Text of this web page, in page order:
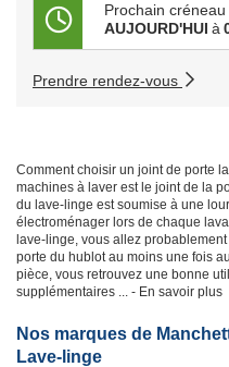
Prochain
AUJOURD'HUI à
Prendre rendez-vous
Comment choisir un joint de porte
machines à laver est le joint de la
du lave-linge est soumise à une
électroménager lors de chaque
lave-linge, vous allez
porte du hublot au moins une fois
pièce, vous retrouvez une bonne
supplémentaires ... - En savoir plus
Nos marques de
Lave-linge